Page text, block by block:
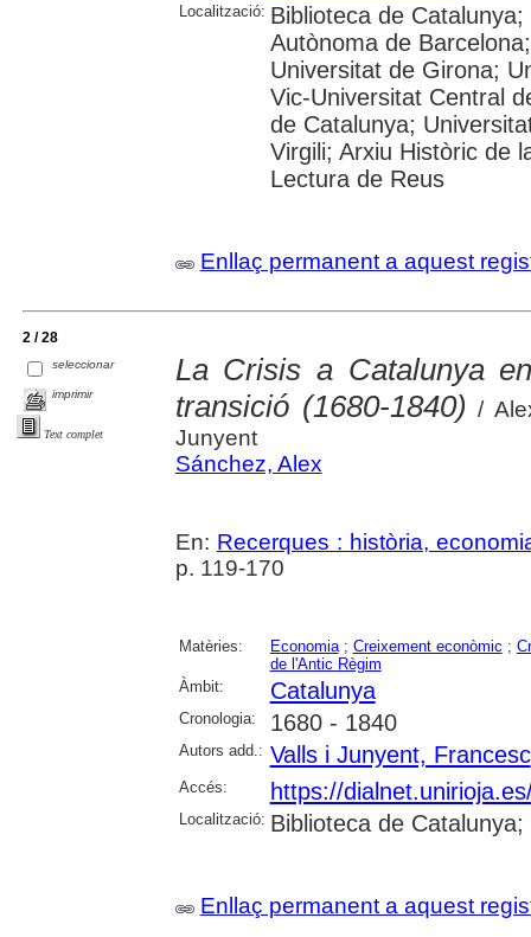
Localització: Biblioteca de
Autònoma de
Universitat de Girona;
Vic-Universitat Central
de Catalunya;
Virgili; Arxiu Històric de
Lectura de Reus
Enllaç permanent a aquest
2 / 28
seleccionar
imprimir
Text complet
La Crisis a Catalunya
transició (1680-1840) /
Junyent
Sánchez, Alex
En: Recerques : història,
p. 119-170
Matèries: Economia; Creixement econòmic ;
de l'Antic Règim
Àmbit:
Catalunya
Cronologia: 1680 - 1840
Autors add.: Valls i Junyent, Francesc
Accés: https://
Localització: Biblioteca de
Enllaç permanent a aquest